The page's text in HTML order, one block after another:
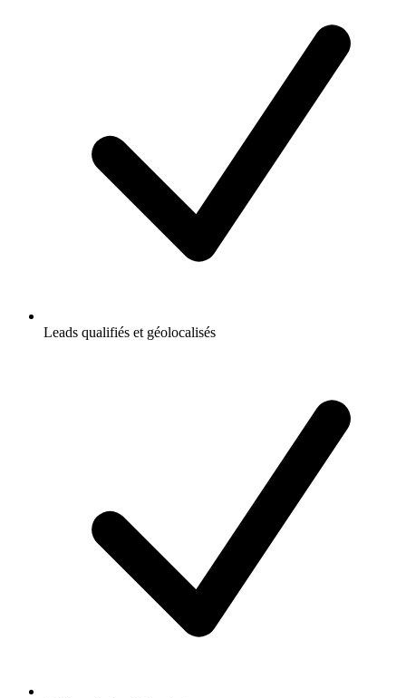
Leads qualifiés et géolocalisés